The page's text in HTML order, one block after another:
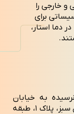
و خارجی را
برای
دما استار،
به خیابان
طالقانی، کوچه آصف وزيری، ساختمان سبز، پلاک ۱، طبقه